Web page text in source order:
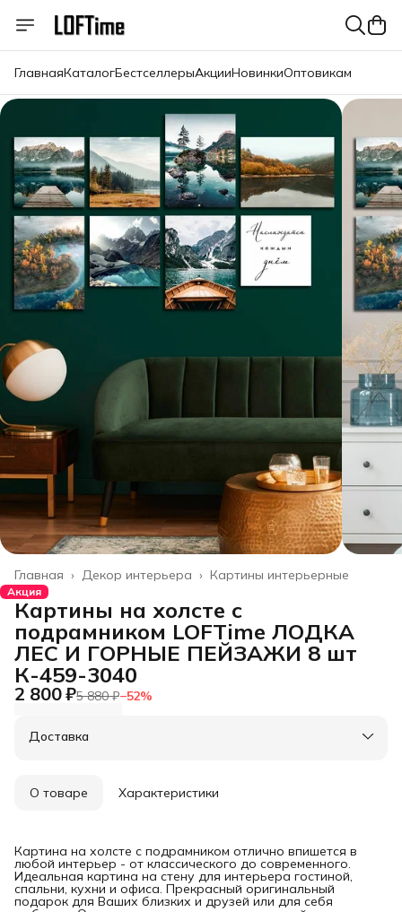
ГлавнаяКаталогБестселлерыАкцииНовинкиОптовикам
Картины интерьерные
Декор интерьера ›
Главная ›
Акция
Картины на холсте с
подрамником LOFTime ЛОДКА
ЛЕС И ГОРНЫЕ ПЕЙЗАЖИ 8 шт
К-459-3040
2 800 ₽5 880 ₽−52%
Доставка
О товаре Характеристики
Картина на холсте с подрамником отлично впишется в
любой интерьер - от классического до современного.
Идеальная картина на стену для интерьера гостиной,
спальни, кухни и офиса. Прекрасный оригинальный
подарок для Ваших близких и друзей или для себя